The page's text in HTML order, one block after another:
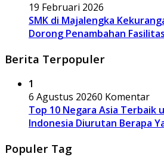
19 Februari 2026
SMK di Majalengka
Dorong Penambahan Fasilitas
Berita Terpopuler
1
6 Agustus 20260 Komentar
Top 10 Negara Asia Terbaik
Indonesia Diurutan Berapa
Populer Tag